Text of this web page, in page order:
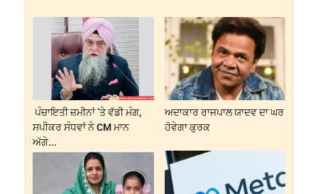
ਪੰਚਾਇਤੀ ਜ਼ਮੀਨਾਂ ’ਤੇ ਵੱਡੀ ਮੰਗ,
ਸਪੀਕਰ ਸੰਧਵਾਂ ਨੇ CM ਮਾਨ
ਅੱਗੇ...
ਅਦਾਕਾਰ ਰਾਜਪਾਲ ਯਾਦਵ ਦਾ ਘਰ
ਹੋਵੇਗਾ ਕੁਰਕ